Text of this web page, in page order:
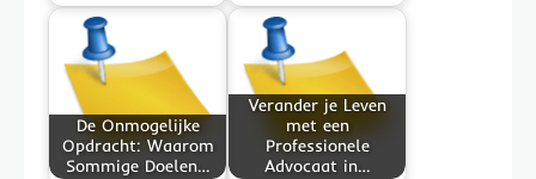
De Onmogelijke
Opdracht: Waarom
Sommige Doelen…
Verander je Leven
met een
Professionele
Advocaat in…